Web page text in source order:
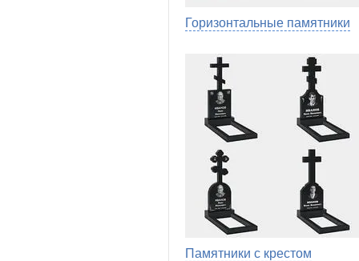
Горизонтальные памятники
Памятники с крестом